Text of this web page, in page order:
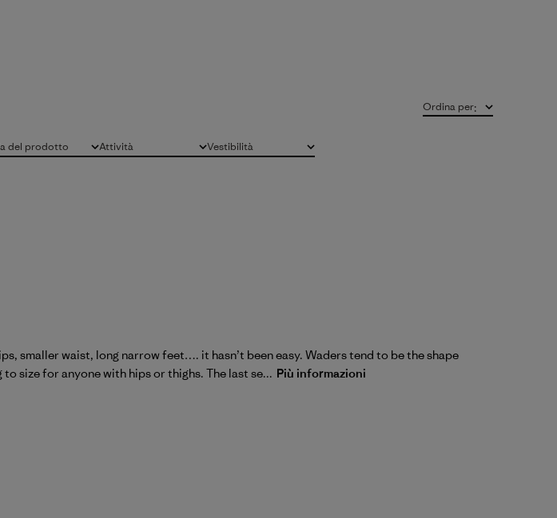
del prodotto Attività
Tutto Vestibilità
Tutto
Ordina per:
smaller waist, long narrow feet…. it hasn’t been easy. Waders tend to be the shape
size for anyone with hips or thighs. The last se... Più informazioni